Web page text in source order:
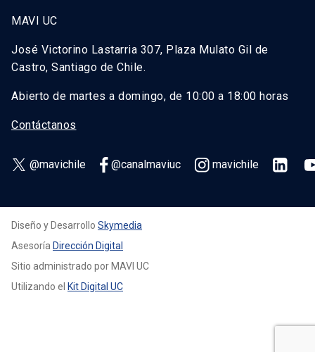
MAVI UC
José Victorino Lastarria 307, Plaza Mulato Gil de
Castro, Santiago de Chile.
Abierto de martes a domingo, de 10:00 a 18:00 horas
Contáctanos
@mavichile @canalmaviuc mavichile
Diseño y Desarrollo Skymedia
Asesoría Dirección Digital
Sitio administrado por MAVI UC
Utilizando el Kit Digital UC